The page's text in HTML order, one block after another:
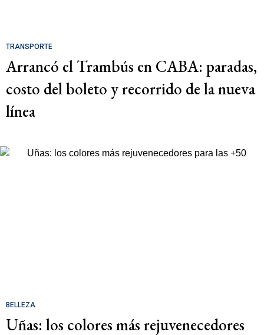
TRANSPORTE
Arrancó el Trambús en CABA: paradas,
costo del boleto y recorrido de la nueva
línea
BELLEZA
Uñas: los colores más rejuvenecedores